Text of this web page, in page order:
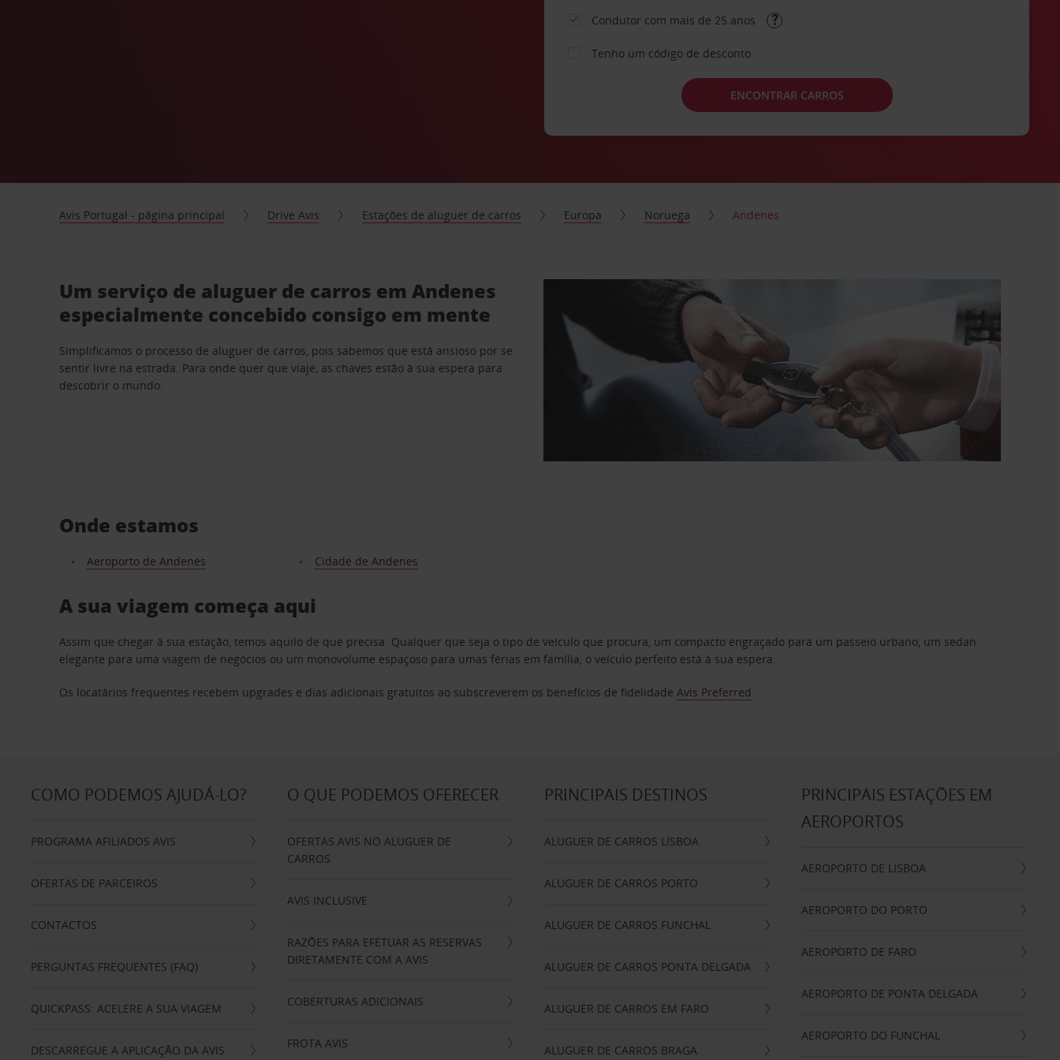
Condutor com mais de 25 anos
Tenho um código de desconto
ENCONTRAR CARROS
Avis Portugal - página principal Drive Avis Estações de aluguer de carros Europa Noruega Andenes
Um serviço de aluguer de carros em Andenes
especialmente concebido consigo em mente
Simplificamos o processo de aluguer de carros, pois sabemos que está ansioso por se
sentir livre na estrada. Para onde quer que viaje, as chaves estão à sua espera para
descobrir o mundo.
Onde estamos
Aeroporto de Andenes Cidade de Andenes
A sua viagem começa aqui
Assim que chegar à sua estação, temos aquilo de que precisa. Qualquer que seja o tipo de veículo que procura, um compacto engraçado para um passeio urbano, um sedan
elegante para uma viagem de negócios ou um monovolume espaçoso para umas férias em família, o veículo perfeito está à sua espera.
Os locatários frequentes recebem upgrades e dias adicionais gratuitos ao subscreverem os benefícios de fidelidadeAvis Preferred.
COMO PODEMOS AJUDÁ-LO?
PROGRAMA AFILIADOS AVIS
OFERTAS DE PARCEIROS
CONTACTOS
PERGUNTAS FREQUENTES (FAQ)
QUICKPASS: ACELERE A SUA VIAGEM
DESCARREGUE A APLICAÇÃO DA AVIS
O QUE PODEMOS OFERECER
OFERTAS AVIS NO ALUGUER DE
CARROS
AVIS INCLUSIVE
RAZÕES PARA EFETUAR AS RESERVAS
DIRETAMENTE COM A AVIS
COBERTURAS ADICIONAIS
FROTA AVIS
PRINCIPAIS DESTINOS
ALUGUER DE CARROS LISBOA
ALUGUER DE CARROS PORTO
ALUGUER DE CARROS FUNCHAL
ALUGUER DE CARROS PONTA DELGADA
ALUGUER DE CARROS EM FARO
ALUGUER DE CARROS BRAGA
PRINCIPAIS ESTAÇÕES EM
AEROPORTOS
AEROPORTO DE LISBOA
AEROPORTO DO PORTO
AEROPORTO DE FARO
AEROPORTO DE PONTA DELGADA
AEROPORTO DO FUNCHAL